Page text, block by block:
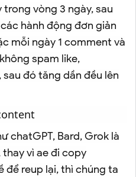
trong vòng 3 ngày, sau
hành động đơn giản
mỗi ngày 1 comment và
spam like,
đó tăng dần đều lên
chatGPT, Bard, Grok là
thay vì ae đi copy
để reup lại, thì chúng ta